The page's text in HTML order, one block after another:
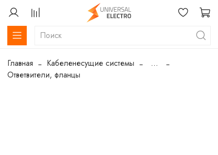
Главная Кабеленесущие системы
...
Ответвители, фланцы